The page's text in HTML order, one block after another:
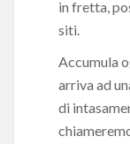
in fretta,
siti.
Accumula
arriva ad
di